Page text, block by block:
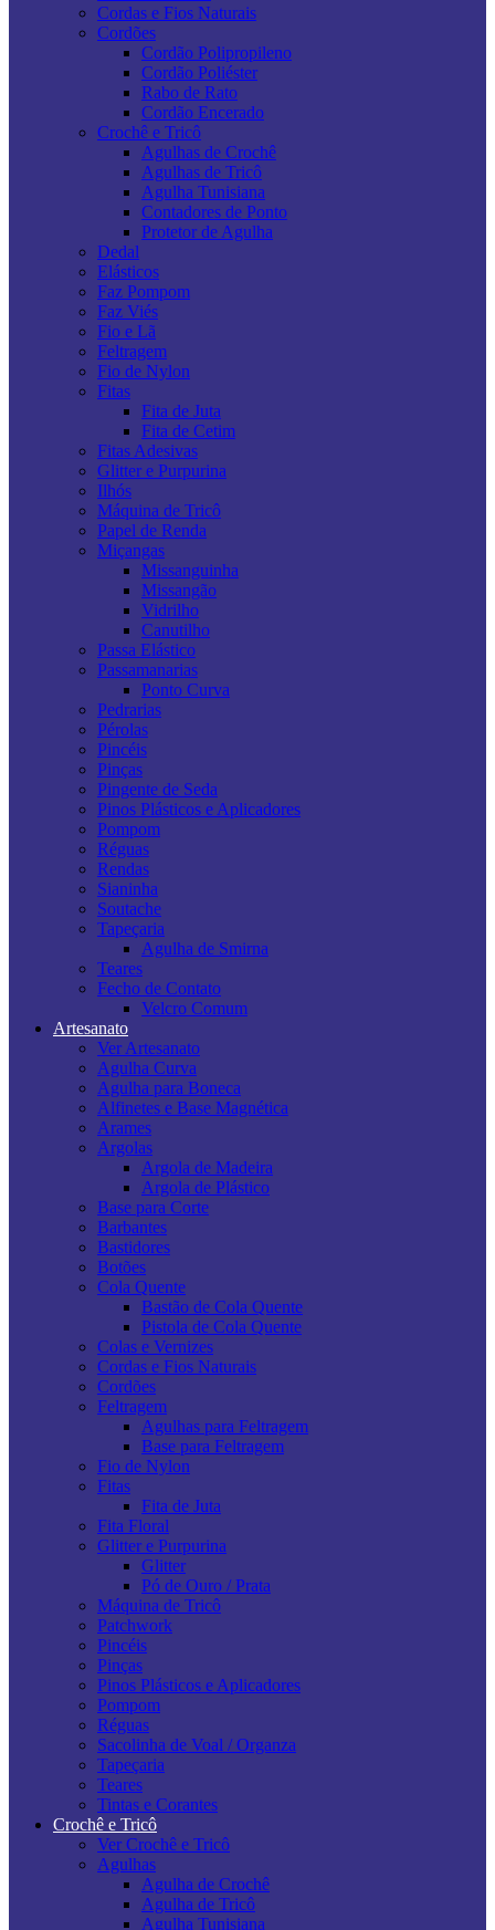
Cordas e Fios Naturais
Cordões
Cordão Polipropileno
Cordão Poliéster
Rabo de Rato
Cordão Encerado
Crochê e Tricô
Agulhas de Crochê
Agulhas de Tricô
Agulha Tunisiana
Contadores de Ponto
Protetor de Agulha
Dedal
Elásticos
Faz Pompom
Faz Viés
Fio e Lã
Feltragem
Fio de Nylon
Fitas
Fita de Juta
Fita de Cetim
Fitas Adesivas
Glitter e Purpurina
Ilhós
Máquina de Tricô
Papel de Renda
Miçangas
Missanguinha
Missangão
Vidrilho
Canutilho
Passa Elástico
Passamanarias
Ponto Curva
Pedrarias
Pérolas
Pincéis
Pinças
Pingente de Seda
Pinos Plásticos e Aplicadores
Pompom
Réguas
Rendas
Sianinha
Soutache
Tapeçaria
Agulha de Smirna
Teares
Fecho de Contato
Velcro Comum
Artesanato
Ver Artesanato
Agulha Curva
Agulha para Boneca
Alfinetes e Base Magnética
Arames
Argolas
Argola de Madeira
Argola de Plástico
Base para Corte
Barbantes
Bastidores
Botões
Cola Quente
Bastão de Cola Quente
Pistola de Cola Quente
Colas e Vernizes
Cordas e Fios Naturais
Cordões
Feltragem
Agulhas para Feltragem
Base para Feltragem
Fio de Nylon
Fitas
Fita de Juta
Fita Floral
Glitter e Purpurina
Glitter
Pó de Ouro / Prata
Máquina de Tricô
Patchwork
Pincéis
Pinças
Pinos Plásticos e Aplicadores
Pompom
Réguas
Sacolinha de Voal / Organza
Tapeçaria
Teares
Tintas e Corantes
Crochê e Tricô
Ver Crochê e Tricô
Agulhas
Agulha de Crochê
Agulha de Tricô
Agulha Tunisiana